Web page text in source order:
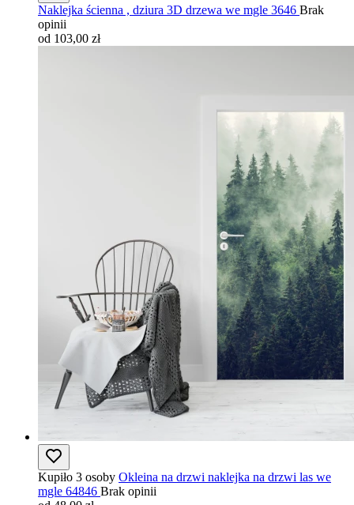
Naklejka ścienna , dziura 3D drzewa we mgle 3646 Brak
opinii
od 103,00 zł
Kupiło 3 osoby Okleina na drzwi naklejka na drzwi las we
mgle 64846 Brak opinii